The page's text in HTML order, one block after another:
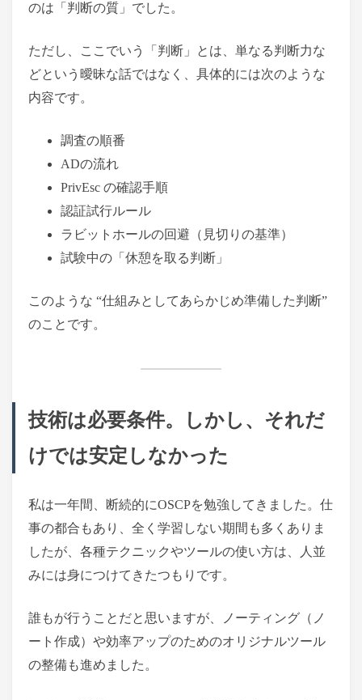
のは「判断の質」でした。
ただし、ここでいう「判断」とは、単なる判断力な
どという曖昧な話ではなく、具体的には次のような
内容です。
調査の順番
ADの流れ
PrivEsc の確認手順
認証試行ルール
ラビットホールの回避（見切りの基準）
試験中の「休憩を取る判断」
このような “仕組みとしてあらかじめ準備した判断”
のことです。
技術は必要条件。しかし、それだ
けでは安定しなかった
私は一年間、断続的にOSCPを勉強してきました。仕
事の都合もあり、全く学習しない期間も多くありま
したが、各種テクニックやツールの使い方は、人並
みには身につけてきたつもりです。
誰もが行うことだと思いますが、ノーティング（ノ
ート作成）や効率アップのためのオリジナルツール
の整備も進めました。